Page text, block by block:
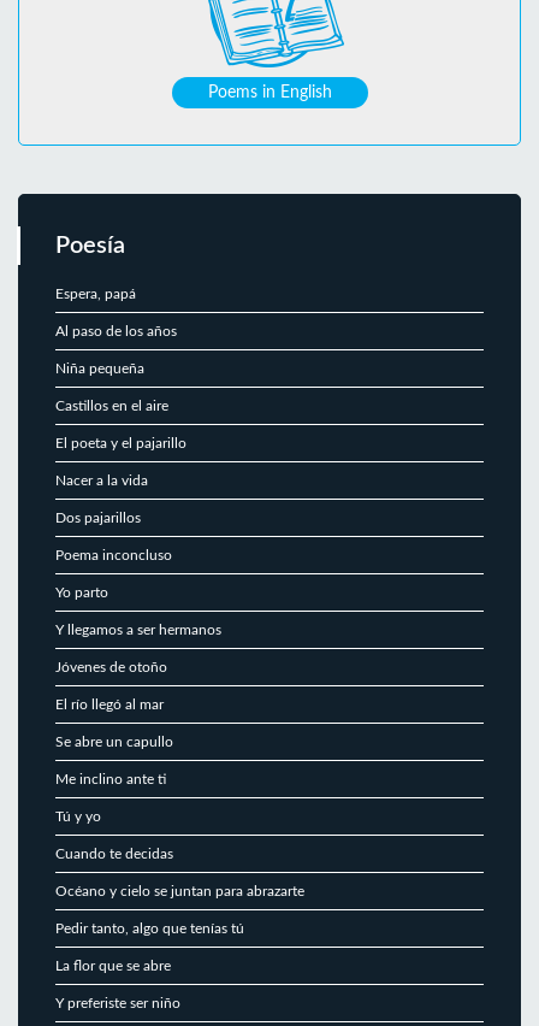
Poems in English
Poesía
Espera, papá
Al paso de los años
Niña pequeña
Castillos en el aire
El poeta y el pajarillo
Nacer a la vida
Dos pajarillos
Poema inconcluso
Yo parto
Y llegamos a ser hermanos
Jóvenes de otoño
El río llegó al mar
Se abre un capullo
Me inclino ante ti
Tú y yo
Cuando te decidas
Océano y cielo se juntan para abrazarte
Pedir tanto, algo que tenías tú
La flor que se abre
Y preferiste ser niño